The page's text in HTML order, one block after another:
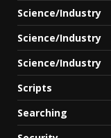
Science/Industry
Science/Industry
Science/Industry
Scripts
Searching